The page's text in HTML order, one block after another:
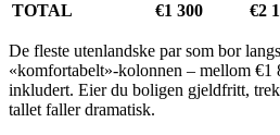
TOTAL
€1 300 €2
De fleste utenlandske par som bor
«komfortabelt»-kolonnen – mellom €1
inkludert. Eier du boligen gjeldfritt,
tallet faller dramatisk.